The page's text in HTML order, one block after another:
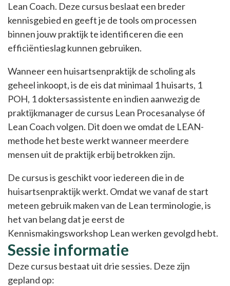
Lean Coach. Deze cursus beslaat een breder
kennisgebied en geeft je de tools om processen
binnen jouw praktijk te identificeren die een
efficiëntieslag kunnen gebruiken.
Wanneer een huisartsenpraktijk de scholing als
geheel inkoopt, is de eis dat minimaal 1 huisarts, 1
POH, 1 doktersassistente en indien aanwezig de
praktijkmanager de cursus Lean Procesanalyse óf
Lean Coach volgen. Dit doen we omdat de LEAN-
methode het beste werkt wanneer meerdere
mensen uit de praktijk erbij betrokken zijn.
De cursus is geschikt voor iedereen die in de
huisartsenpraktijk werkt. Omdat we vanaf de start
meteen gebruik maken van de Lean terminologie, is
het van belang dat je eerst de
Kennismakingsworkshop Lean werken gevolgd hebt.
Sessie informatie
Deze cursus bestaat uit drie sessies. Deze zijn
gepland op: